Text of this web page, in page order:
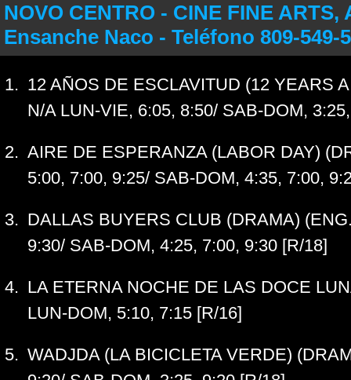
NOVO CENTRO - CINE FINE ARTS,
Ensanche Naco - Teléfono 809-549-
12 AÑOS DE ESCLAVITUD (12 YEARS
N/A LUN-VIE, 6:05, 8:50/ SAB-DOM,
AIRE DE ESPERANZA (LABOR DAY)
5:00, 7:00, 9:25/ SAB-DOM, 4:35, 7:00,
DALLAS BUYERS CLUB (DRAMA)
9:30/ SAB-DOM, 4:25, 7:00, 9:30 [R/18]
LA ETERNA NOCHE DE LAS DOCE
LUN-DOM, 5:10, 7:15 [R/16]
WADJDA (LA BICICLETA VERDE)